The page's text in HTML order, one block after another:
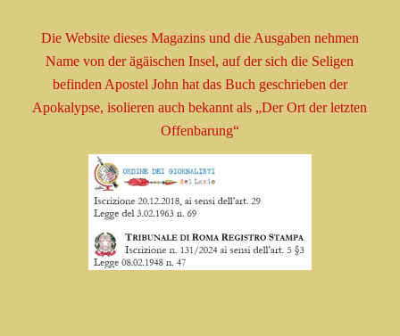
Die Website dieses Magazins und die Ausgaben nehmen
Namevon der ägäischen Insel, auf der sich die Seligen
befinden Apostel John hat das Buch geschrieben der
Apokalypse, isolierenauch bekannt als „Der Ort der letzten
Offenbarung“